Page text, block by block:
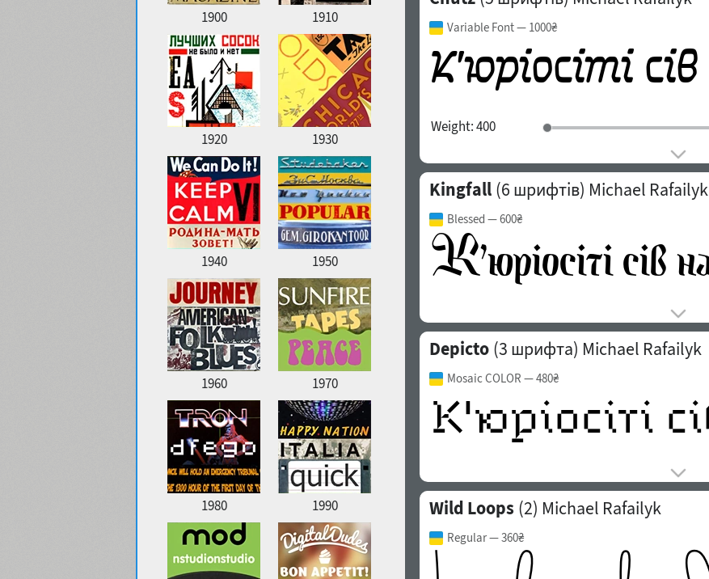
1900 1910
1920 1930
1940 1950
1960 1970
1980 1990
Variable Font— 1000₴
Weight:400
Kingfall (6 шрифтів) Michael Rafailyk
Blessed — 600₴
Depicto (3 шрифта) Michael Rafailyk
Mosaic COLOR — 480₴
Wild Loops (2) Michael Rafailyk
Regular— 360₴